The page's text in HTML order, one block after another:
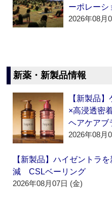
ーポレー
2026年08月
新薬・新製品情報
【新製品
×高浸透密
ヘアケア
2026年08月
【新製品】ハイゼントラ
減 CSLベーリング
2026年08月07日 (金)